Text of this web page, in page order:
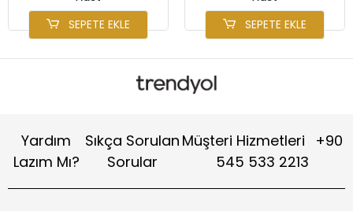
SEPETE EKLE SEPETE EKLE
Yardım
Lazım Mı?
Sıkça Sorulan
Sorular
Müşteri Hizmetleri
+90
545 533 2213